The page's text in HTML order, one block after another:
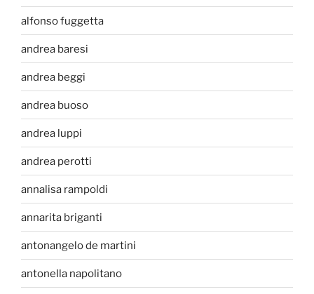
alfonso fuggetta
andrea baresi
andrea beggi
andrea buoso
andrea luppi
andrea perotti
annalisa rampoldi
annarita briganti
antonangelo de martini
antonella napolitano